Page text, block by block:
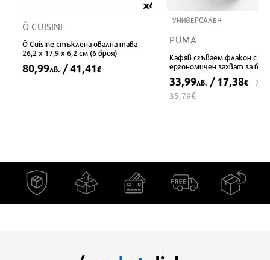
Ô CUISINE
Ô Cuisine стъклена овална тава
26,2 x 17,9 x 6,2 см (6 броя)
80,99лв. / 41,41€
УНИВЕРСАЛЕН
PUMA
Кафяв сгъваем флакон с
ергономичен захват за
33,99лв. / 17,38€
35,79€